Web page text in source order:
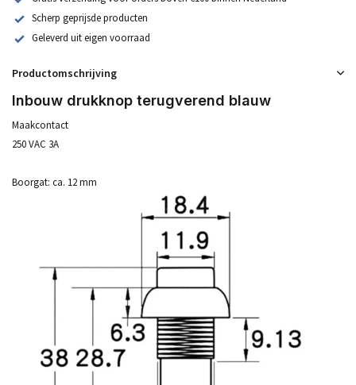
Scherp geprijsde producten
Geleverd uit eigen voorraad
Productomschrijving
Inbouw drukknop terugverend blauw
Maakcontact
250 VAC 3A
Boorgat: ca. 12 mm